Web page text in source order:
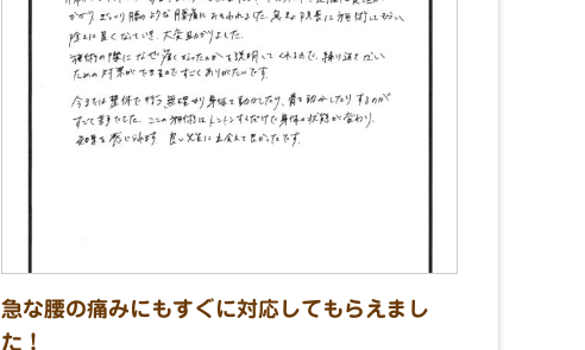
急な腰の痛みにもすぐに対応してもらえまし
た！